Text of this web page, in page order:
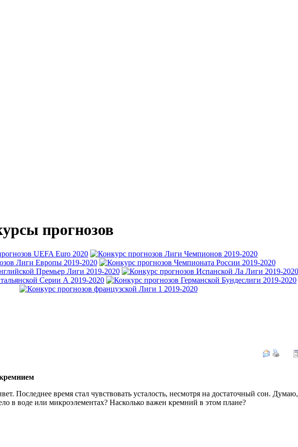
прогнозов
Последнее время стал чувствовать усталость, несмотря на достаточный сон. Думаю,
в воде или микроэлементах? Насколько важен кремний в этом плане?